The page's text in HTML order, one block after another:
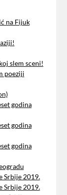
na Fijuk
slem sceni!
poeziji
godina
godina
godina
Srbije 2019.
Srbije 2019.